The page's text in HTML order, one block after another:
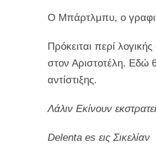
Ο Μπάρτλμπυ, ο
Πρόκειται περί
στον Αριστοτέλη. Εδώ
αντίστιξης.
Λάλιν Εκίνουν
Delenta es εις Σικελίαν